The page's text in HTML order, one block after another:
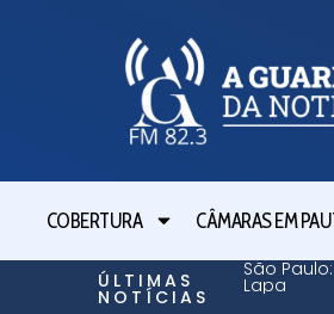
COBERTURA CÂMARAS EM
ÚLTIMAS
NOTÍCIAS
São
Lapa